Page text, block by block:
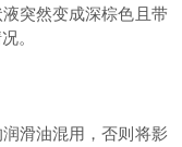
突然变成深棕色且带
。
滑油混用，否则将影